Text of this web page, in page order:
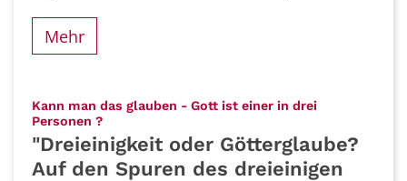
Mehr
Kann man das glauben - Gott ist einer in drei
Personen ?:
"Dreieinigkeit oder Götterglaube?
Auf den Spuren des dreieinigen